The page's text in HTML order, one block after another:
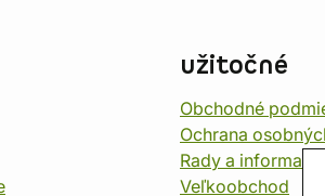
užitočné
Obchodné
Ochrana
Rady a informace
Veľkoobchod